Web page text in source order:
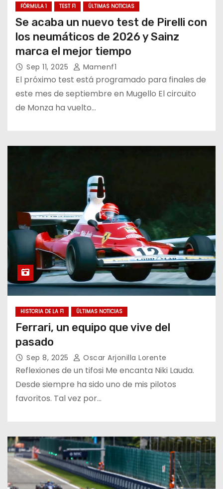
FÓRMULA 1 TEST F1 ÚLTIMAS NOTICIAS
Se acaba un nuevo test de Pirelli con
los neumáticos de 2026 y Sainz
marca el mejor tiempo
Sep 11, 2025 Mamenf1
El próximo test está programado para finales de
este mes de septiembre en Mugello El circuito
de Monza ha vuelto…
HISTORIA DE LA F1 ÚLTIMAS NOTICIAS
Ferrari, un equipo que vive del
pasado
Sep 8, 2025 Oscar Arjonilla Lorente
Reflexiones de un tifosi Me encanta Niki Lauda.
Desde siempre ha sido uno de mis pilotos
favoritos. Tal vez por…